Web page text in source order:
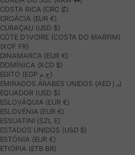
COSTA RICA (CRC ₡)
CROÁCIA (EUR €)
CURAÇAU (USD $)
CÔTE D’IVOIRE (COSTA DO MARFIM)
(XOF FR)
DINAMARCA (EUR €)
DOMÍNICA (XCD $)
EGITO (EGP ج.م)
EMIRADOS ÁRABES UNIDOS (AED د.إ)
EQUADOR (USD $)
ESLOVÁQUIA (EUR €)
ESLOVÉNIA (EUR €)
ESSUATÍNI (SZL E)
ESTADOS UNIDOS (USD $)
ESTÓNIA (EUR €)
ETIÓPIA (ETB BR)